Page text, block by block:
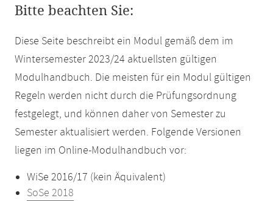
Bitte beachten Sie:
Diese Seite beschreibt ein Modul gemäß dem im
Wintersemester 2023/24 aktuellsten gültigen
Modulhandbuch. Die meisten für ein Modul gültigen
Regeln werden nicht durch die Prüfungsordnung
festgelegt, und können daher von Semester zu
Semester aktualisiert werden. Folgende Versionen
liegen im Online-Modulhandbuch vor:
WiSe 2016/17 (kein Äquivalent)
SoSe 2018